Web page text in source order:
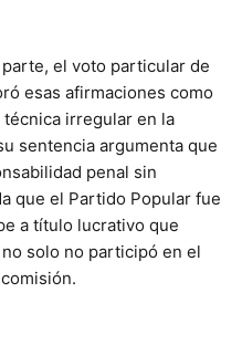
el voto particular de
esas afirmaciones como
irregular en la
sentencia argumenta que
penal sin
que el Partido Popular fue
a título lucrativo que
solo no participó en el